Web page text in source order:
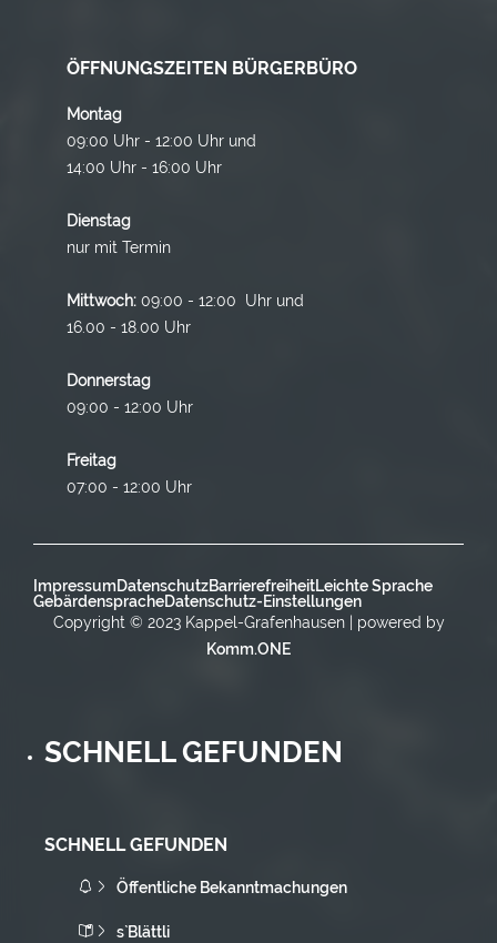
ÖFFNUNGSZEITEN BÜRGERBÜRO
Montag
09:00 Uhr - 12:00 Uhr und
14:00 Uhr - 16:00 Uhr
Dienstag
nur mit Termin
Mittwoch: 09:00 - 12:00 Uhr und
16.00 - 18.00 Uhr
Donnerstag
09:00 - 12:00 Uhr
Freitag
07:00 - 12:00 Uhr
ImpressumDatenschutzBarrierefreiheitLeichte Sprache
GebärdenspracheDatenschutz-Einstellungen
Copyright © 2023 Kappel-Grafenhausen | powered by
Komm.ONE
SCHNELL GEFUNDEN
SCHNELL GEFUNDEN
Öffentliche Bekanntmachungen
s`Blättli